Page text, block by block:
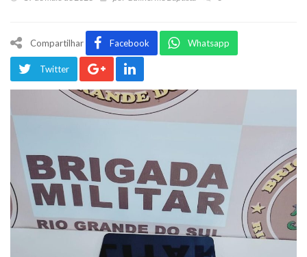
Compartilhar Facebook Whatsapp
Twitter